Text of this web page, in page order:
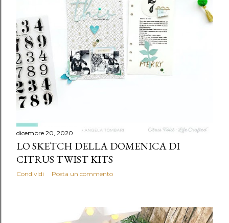
dicembre 20, 2020
LO SKETCH DELLA DOMENICA DI
CITRUS TWIST KITS
Condividi Posta un commento